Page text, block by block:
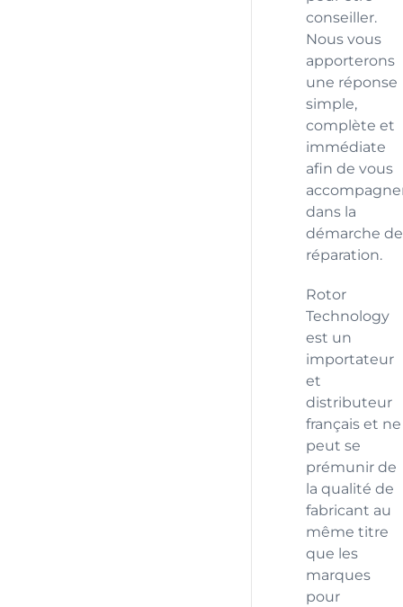
conseiller.
Nous vous
apporterons
une réponse
simple,
complète et
immédiate
afin de vous
dans la
démarche de
réparation.
Rotor
Technology
est un
importateur
et
distributeur
français et ne
peut se
prémunir de
la qualité de
fabricant au
même titre
que les
marques
pour